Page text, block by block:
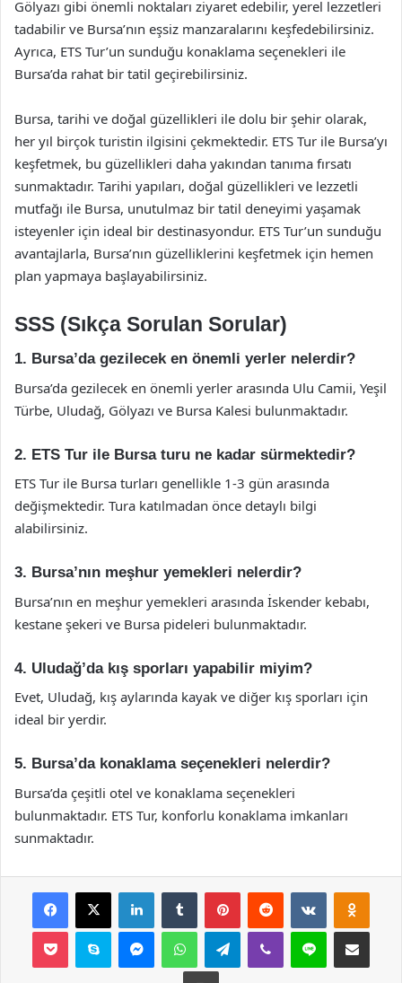
Gölyazı gibi önemli noktaları ziyaret edebilir, yerel lezzetleri
tadabilir ve Bursa’nın eşsiz manzaralarını keşfedebilirsiniz.
Ayrıca, ETS Tur’un sunduğu konaklama seçenekleri ile
Bursa’da rahat bir tatil geçirebilirsiniz.
Bursa, tarihi ve doğal güzellikleri ile dolu bir şehir olarak,
her yıl birçok turistin ilgisini çekmektedir. ETS Tur ile Bursa’yı
keşfetmek, bu güzellikleri daha yakından tanıma fırsatı
sunmaktadır. Tarihi yapıları, doğal güzellikleri ve lezzetli
mutfağı ile Bursa, unutulmaz bir tatil deneyimi yaşamak
isteyenler için ideal bir destinasyondur. ETS Tur’un sunduğu
avantajlarla, Bursa’nın güzelliklerini keşfetmek için hemen
plan yapmaya başlayabilirsiniz.
SSS (Sıkça Sorulan Sorular)
1. Bursa’da gezilecek en önemli yerler nelerdir?
Bursa’da gezilecek en önemli yerler arasında Ulu Camii, Yeşil
Türbe, Uludağ, Gölyazı ve Bursa Kalesi bulunmaktadır.
2. ETS Tur ile Bursa turu ne kadar sürmektedir?
ETS Tur ile Bursa turları genellikle 1-3 gün arasında
değişmektedir. Tura katılmadan önce detaylı bilgi
alabilirsiniz.
3. Bursa’nın meşhur yemekleri nelerdir?
Bursa’nın en meşhur yemekleri arasında İskender kebabı,
kestane şekeri ve Bursa pideleri bulunmaktadır.
4. Uludağ’da kış sporları yapabilir miyim?
Evet, Uludağ, kış aylarında kayak ve diğer kış sporları için
ideal bir yerdir.
5. Bursa’da konaklama seçenekleri nelerdir?
Bursa’da çeşitli otel ve konaklama seçenekleri
bulunmaktadır. ETS Tur, konforlu konaklama imkanları
sunmaktadır.
Facebook
X LinkedInTumblr PinterestReddit VKontakte
Pocket Skype MessengerWhatsAppTelegramViber Line E-Posta ile
Yazdır